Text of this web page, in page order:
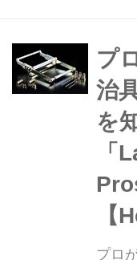
プ
治
を
「
【
プロ